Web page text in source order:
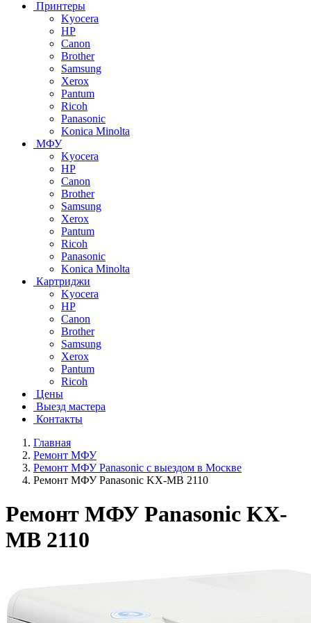
Принтеры
Kyocera
HP
Canon
Brother
Samsung
Xerox
Pantum
Ricoh
Panasonic
Konica Minolta
МФУ
Kyocera
HP
Canon
Brother
Samsung
Xerox
Pantum
Ricoh
Panasonic
Konica Minolta
Картриджи
Kyocera
HP
Canon
Brother
Samsung
Xerox
Pantum
Ricoh
Цены
Выезд мастера
Контакты
Главная
Ремонт МФУ
Ремонт МФУ Panasonic с выездом в Москве
Ремонт МФУ Panasonic KX-MB 2110
Ремонт МФУ Panasonic KX-
MB 2110